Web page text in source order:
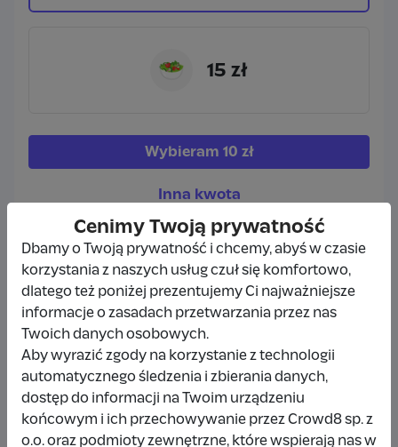
🥗 15 zł
Wybieram 10 zł
Inna kwota
Udostępnij Zgłoś
Wpłacający/a
Cenimy Twoją prywatność
Dbamy o Twoją prywatność i chcemy, abyś w czasie
korzystania z naszych usług czuł się komfortowo,
dlatego też poniżej prezentujemy Ci najważniejsze
informacje o zasadach przetwarzania przez nas
Twoich danych osobowych.
Aby wyrazić zgody na korzystanie z technologii
automatycznego śledzenia i zbierania danych,
dostęp do informacji na Twoim urządzeniu
końcowym i ich przechowywanie przez Crowd8 sp. z
o.o. oraz podmioty zewnętrzne, które wspierają nas w